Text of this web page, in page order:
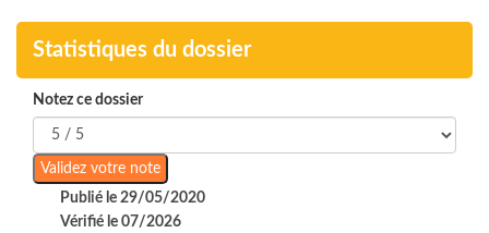
Statistiques du dossier
Notez ce dossier
Publié le 29/05/2020
Vérifié le 07/2026